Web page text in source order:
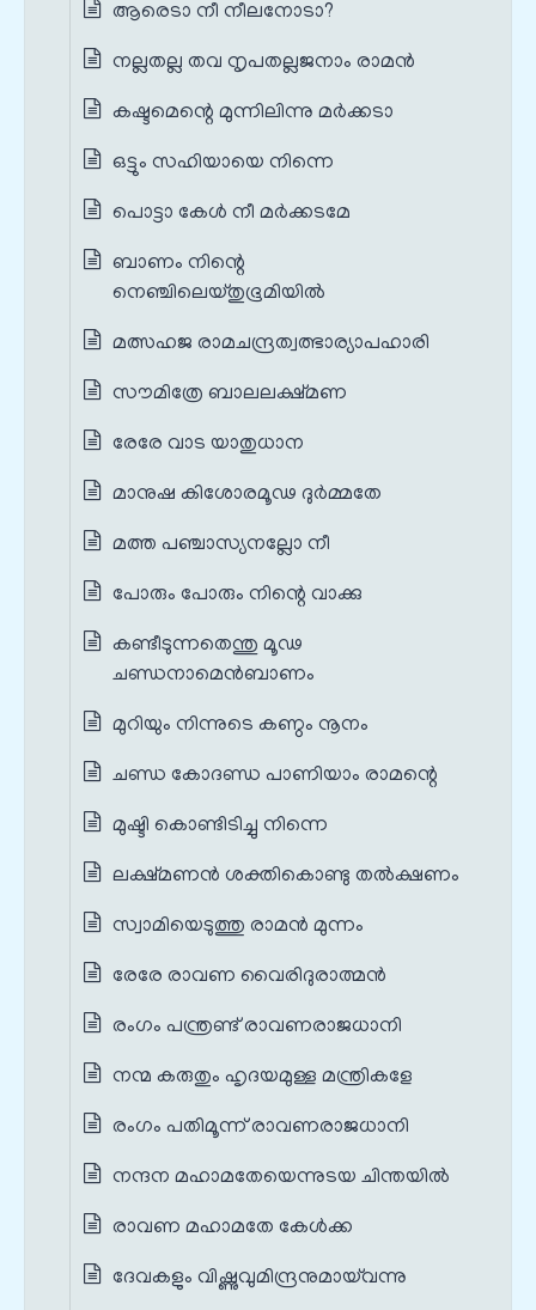
ആരെടാ നീ നീലനോടാ?
നല്ലതല്ല തവ നൃപതല്ലജനാം രാമന്‍
കഷ്ടമെന്റെ മുന്നിലിന്നു മര്‍ക്കടാ
ഒട്ടും സഹിയായെ നിന്നെ
പൊട്ടാ കേൾ നീ മര്‍ക്കടമേ
ബാണം നിന്റെ
നെഞ്ചിലെയ്തുഭൂമിയില്‍
മത്സഹജ രാമചന്ദ്രത്വത്ഭാര്യാപഹാരി
സൗമിത്രേ ബാലലക്ഷ്മണ
രേരേ വാട യാതുധാന
മാനുഷ കിശോരമൂഢ ദുര്‍മ്മതേ
മത്ത പഞ്ചാസ്യനല്ലോ നീ
പോരും പോരും നിന്റെ വാക്കു
കണ്ടീടുന്നതെന്തു മൂഢ
ചണ്ഡനാമെന്‍ബാണം
മുറിയും നിന്നുടെ കണ്ഠം നൂനം
ചണ്ഡ കോദണ്ഡ പാണിയാം രാമന്റെ
മുഷ്ടി കൊണ്ടിടിച്ചു നിന്നെ
ലക്ഷ്മണൻ ശക്തികൊണ്ടു തൽക്ഷണം
സ്വാമിയെടുത്തു രാമൻ മുന്നം
രേരേ രാവണ വൈരിദുരാത്മൻ
രംഗം പന്ത്രണ്ട് രാവണരാജധാനി
നന്മ കരുതും ഹൃദയമുള്ള മന്ത്രികളേ
രംഗം പതിമൂന്ന് രാവണരാജധാനി
നന്ദന മഹാമതേയെന്നുടയ ചിന്തയിൽ
രാവണ മഹാമതേ കേൾക്ക
ദേവകളും വിഷ്ണുവുമിന്ദ്രനുമായ്‌വന്നു